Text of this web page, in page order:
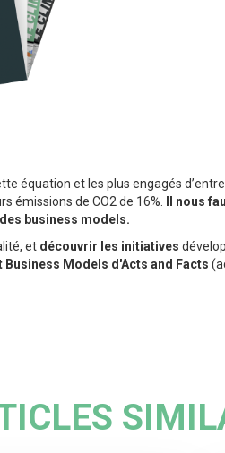
équation et les plus engagés
émissions de CO2 de 16%.
Il nous
business models.
et découvrir les initiatives
Business Models d'Acts and Facts